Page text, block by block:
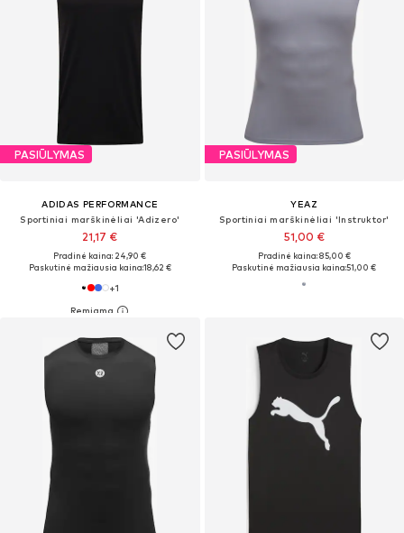
PASIŪLYMAS
ADIDAS PERFORMANCE
Sportiniai marškinėliai 'Adizero'
21,17 €
Pradinė kaina: 24,90 €
Paskutinė mažiausia kaina:18,62 €
+1
PASIŪLYMAS
YEAZ
Sportiniai marškinėliai 'Instruktor'
51,00 €
Pradinė kaina: 85,00 €
Paskutinė mažiausia kaina:51,00 €